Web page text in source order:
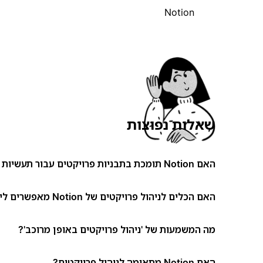
Notion
שאלות נפוצות
האם Notion תומכת בתבניות פרויקטים עבור תעשיות שונות?
האם הכלים לניהול פרויקטים של Notion מאפשרים ליצור זרימות עבודה מותאמות אישית?
מה המשמעות של 'ניהול פרויקטים באופן מרוכב'?